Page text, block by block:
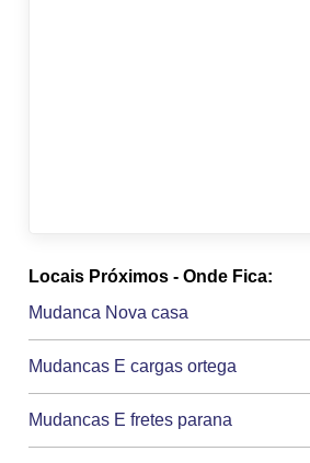
Locais Próximos - Onde Fica:
Mudanca Nova casa
Mudancas E cargas ortega
Mudancas E fretes parana